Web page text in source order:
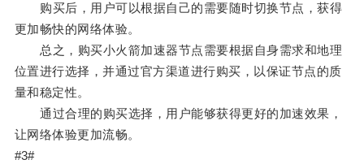
购买后，用户可以根据自己的需要随时切换节点，获得
更加畅快的网络体验。
总之，购买小火箭加速器节点需要根据自身需求和地理
位置进行选择，并通过官方渠道进行购买，以保证节点的质
量和稳定性。
通过合理的购买选择，用户能够获得更好的加速效果，
让网络体验更加流畅。
#3#